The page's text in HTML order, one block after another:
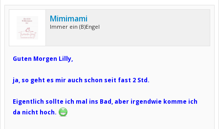
Mimimami
Immer ein (B)Engel
Guten Morgen Lilly,
ja, so geht es mir auch schon seit fast 2 Std.
Eigentlich sollte ich mal ins Bad, aber irgendwie komme ich
da nicht hoch.